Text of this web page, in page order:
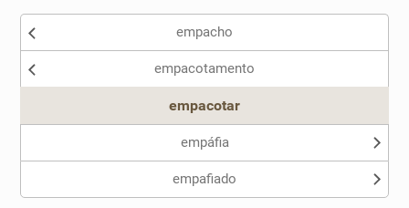
Nenhum dos sinônimos apresentados me ajudou
empacho
empacotamento
empacotar
empáfia
empafiado